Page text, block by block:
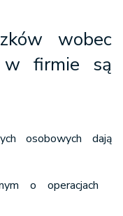
wobec
w firmie są
osobowych dają
o operacjach